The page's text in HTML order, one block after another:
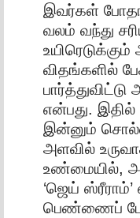
இவர்கள்
வலம் வந்து
விதங்களில்
என்பது.
இன்னும்
அளவில்
உண்மையில்,
‘ஜெய்
பெண்ணைப்